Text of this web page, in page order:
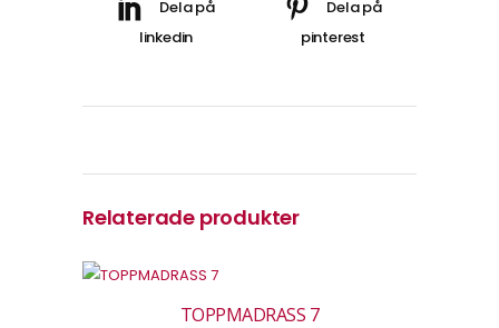
Relaterade produkter
VALJ ALTERNATIVTOPPMADRASS 7